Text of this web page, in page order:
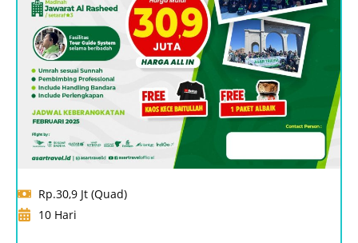
Rp.30,9 Jt (Quad)
10 Hari